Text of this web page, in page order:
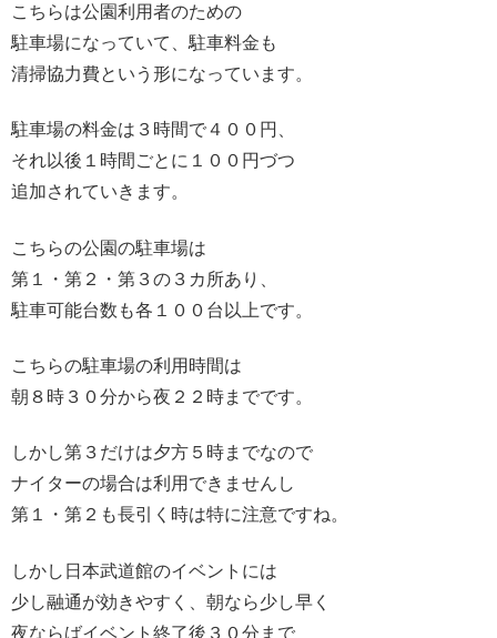
こちらは公園利用者のための
駐車場になっていて、駐車料金も
清掃協力費という形になっています。
駐車場の料金は３時間で４００円、
それ以後１時間ごとに１００円づつ
追加されていきます。
こちらの公園の駐車場は
第１・第２・第３の３カ所あり、
駐車可能台数も各１００台以上です。
こちらの駐車場の利用時間は
朝８時３０分から夜２２時までです。
しかし第３だけは夕方５時までなので
ナイターの場合は利用できませんし
第１・第２も長引く時は特に注意ですね。
しかし日本武道館のイベントには
少し融通が効きやすく、朝なら少し早く
夜ならばイベント終了後３０分まで